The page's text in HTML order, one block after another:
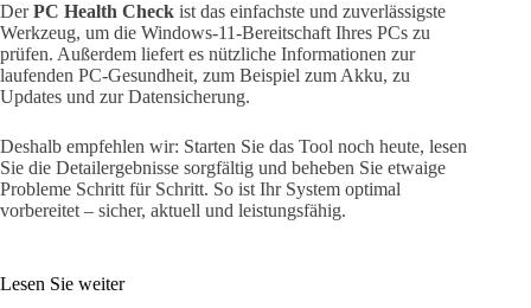
DerPC Health Check ist das einfachste und zuverlässigste
Werkzeug, um die Windows-11-Bereitschaft Ihres PCs zu
prüfen. Außerdem liefert es nützliche Informationen zur
laufenden PC-Gesundheit, zum Beispiel zum Akku, zu
Updates und zur Datensicherung.
Deshalb empfehlen wir: Starten Sie das Tool noch heute, lesen
Sie die Detailergebnisse sorgfältig und beheben Sie etwaige
Probleme Schritt für Schritt. So ist Ihr System optimal
vorbereitet – sicher, aktuell und leistungsfähig.
Lesen Sie weiter